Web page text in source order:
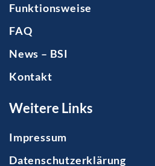
Funktionsweise
FAQ
News – BSI
Kontakt
Weitere Links
Impressum
Datenschutzerklärung